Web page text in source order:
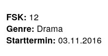
FSK: 12
Genre: Drama
Starttermin: 03.11.2016